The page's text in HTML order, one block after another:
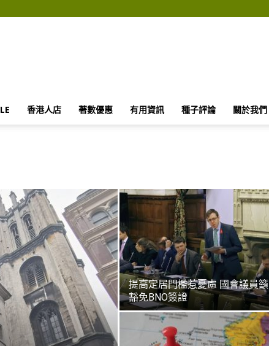
香港人店 著數優惠 有用資訊 種子評論 關於我們
提高定居門檻惹憂慮 國會議員籲
豁免BNO簽證
1
音
戰
吸
噴
霧
劑
致
死